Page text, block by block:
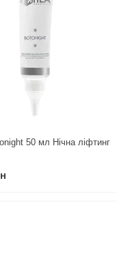
50 мл Нічна ліфтинг